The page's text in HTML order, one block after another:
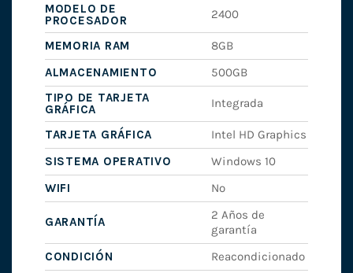
MODELO DE
PROCESADOR
2400
MEMORIA RAM
8GB
ALMACENAMIENTO
500GB
TIPO DE TARJETA
GRÁFICA
Integrada
TARJETA GRÁFICA
Intel HD Graphics
SISTEMA OPERATIVO
Windows 10
WIFI
No
GARANTÍA
2 Años de
garantía
CONDICIÓN
Reacondicionado